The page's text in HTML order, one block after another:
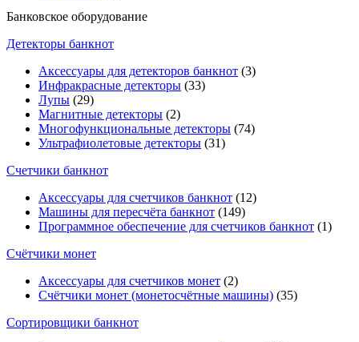
Банковское оборудование
Детекторы банкнот
Аксессуары для детекторов банкнот (3)
Инфракрасные детекторы (33)
Лупы (29)
Магнитные детекторы (2)
Многофункциональные детекторы (74)
Ультрафиолетовые детекторы (31)
Счетчики банкнот
Аксессуары для счетчиков банкнот (12)
Машины для пересчёта банкнот (149)
Программное обеспечение для счетчиков банкнот (1)
Счётчики монет
Аксессуары для счетчиков монет (2)
Счётчики монет (монетосчётные машины) (35)
Cортировщики банкнот